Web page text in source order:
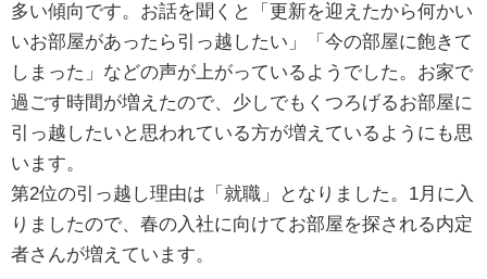
多い傾向です。お話を聞くと「更新を迎えたから何かい
いお部屋があったら引っ越したい」「今の部屋に飽きて
しまった」などの声が上がっているようでした。お家で
過ごす時間が増えたので、少しでもくつろげるお部屋に
引っ越したいと思われている方が増えているようにも思
います。
第2位の引っ越し理由は「就職」となりました。1月に入
りましたので、春の入社に向けてお部屋を探される内定
者さんが増えています。